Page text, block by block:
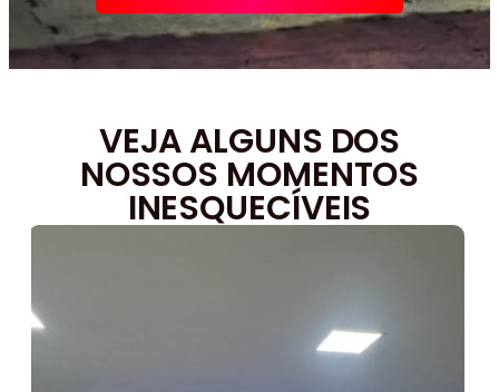
VEJA ALGUNS DOS
NOSSOS MOMENTOS
INESQUECÍVEIS